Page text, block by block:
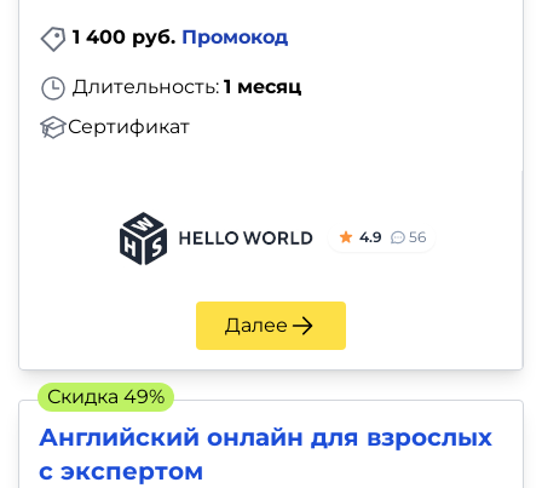
1 400 руб. Промокод
Длительность: 1 месяц
Сертификат
4.9 56
Далее
Английский онлайн для взрослых
с экспертом
Скидка 49%